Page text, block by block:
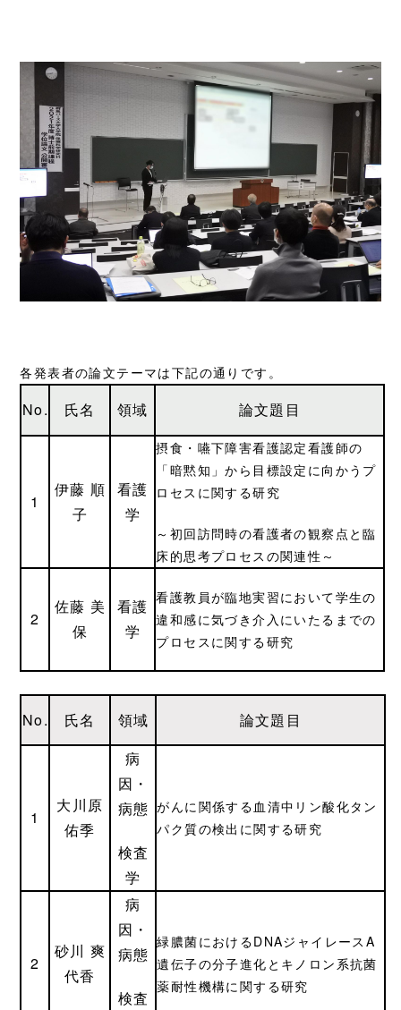
各発表者の論文テーマは下記の通りです。
No. 氏名 領域 論文題目
1
伊藤 順
子
看護
学
摂食・嚥下障害看護認定看護師の
「暗黙知」から目標設定に向かうプ
ロセスに関する研究
～初回訪問時の看護者の観察点と臨
床的思考プロセスの関連性～
2
佐藤 美
保
看護
学
看護教員が臨地実習において学生の
違和感に気づき介入にいたるまでの
プロセスに関する研究
No. 氏名 領域 論文題目
1
大川原
佑季
病
因・
病態
検査
学
がんに関係する血清中リン酸化タン
パク質の検出に関する研究
2
砂川 爽
代香
病
因・
病態
検査
緑膿菌におけるDNAジャイレースA
遺伝子の分子進化とキノロン系抗菌
薬耐性機構に関する研究